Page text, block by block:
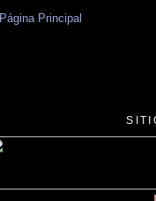
Página Principal